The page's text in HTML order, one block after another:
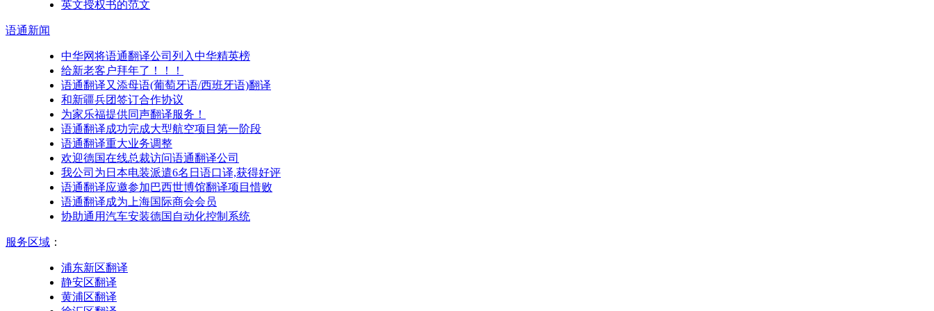
英文授权书的范文
语通新闻
中华网将语通翻译公司列入中华精英榜
给新老客户拜年了！！！
语通翻译又添母语(葡萄牙语/西班牙语)翻译
和新疆兵团签订合作协议
为家乐福提供同声翻译服务！
语通翻译成功完成大型航空项目第一阶段
语通翻译重大业务调整
欢迎德国在线总裁访问语通翻译公司
我公司为日本电装派遣6名日语口译,获得好评
语通翻译应邀参加巴西世博馆翻译项目惜败
语通翻译成为上海国际商会会员
协助通用汽车安装德国自动化控制系统
服务区域 ：
浦东新区翻译
静安区翻译
黄浦区翻译